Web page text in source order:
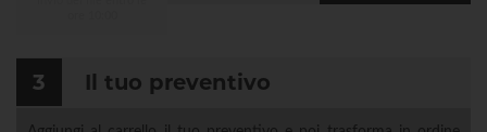
3 Il tuo preventivo